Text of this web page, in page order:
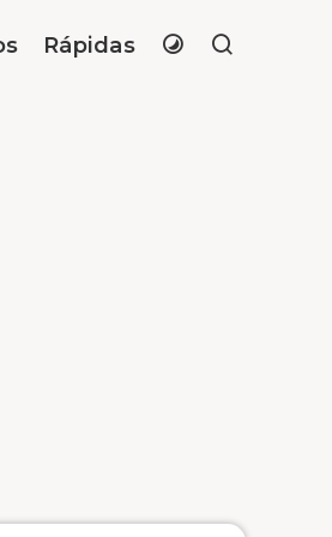
Rápidas